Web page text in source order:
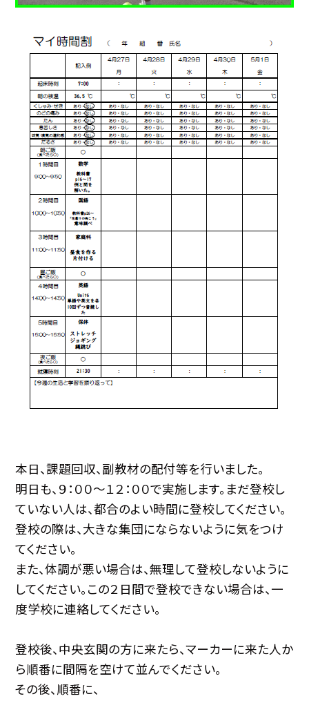
本日、課題回収、副教材の配付等を行いました。
明日も、９：００〜１２：００で実施します。まだ登校し
ていない人は、都合のよい時間に登校してください。
登校の際は、大きな集団にならないように気をつけ
てください。
また、体調が悪い場合は、無理して登校しないように
してください。この２日間で登校できない場合は、一
度学校に連絡してください。
登校後、中央玄関の方に来たら、マーカーに来た人か
ら順番に間隔を空けて並んでください。
その後、順番に、